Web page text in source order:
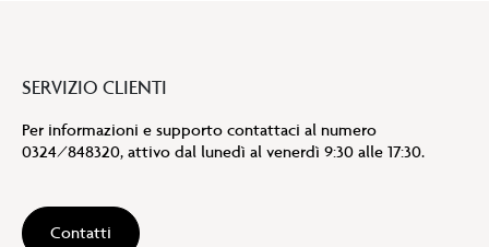
SERVIZIO CLIENTI
Per informazioni e supporto contattaci al numero
0324/848320, attivo dal lunedì al venerdì 9:30 alle 17:30.
Contatti